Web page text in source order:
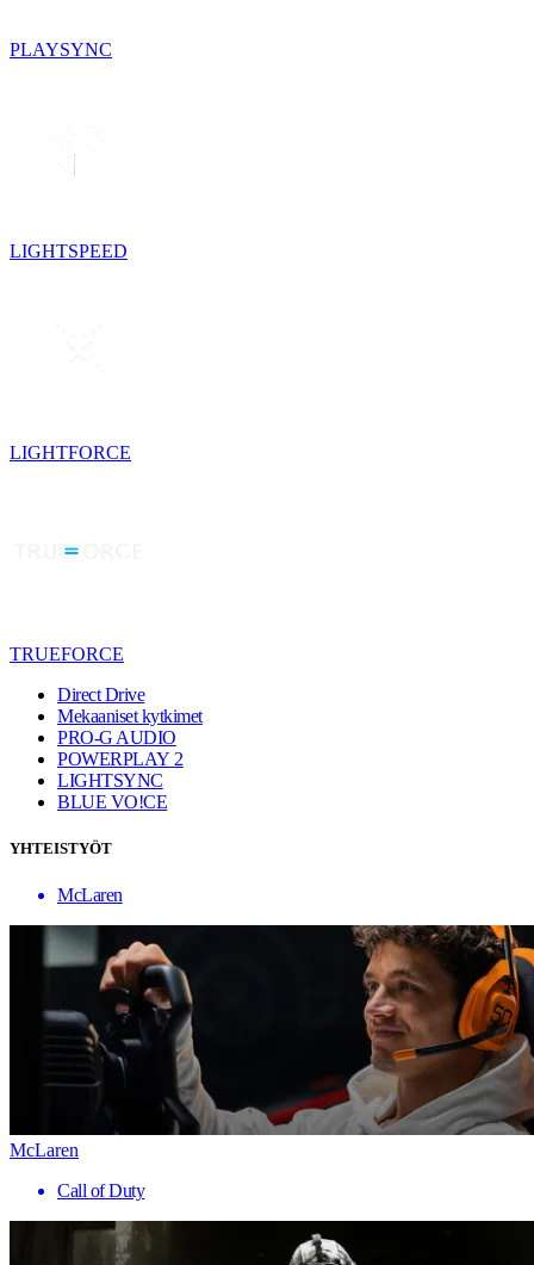
PLAYSYNC
LIGHTSPEED
LIGHTFORCE
TRUEFORCE
Direct Drive
Mekaaniset kytkimet
PRO-G AUDIO
POWERPLAY 2
LIGHTSYNC
BLUE VO!CE
YHTEISTYÖT
McLaren
McLaren
Call of Duty